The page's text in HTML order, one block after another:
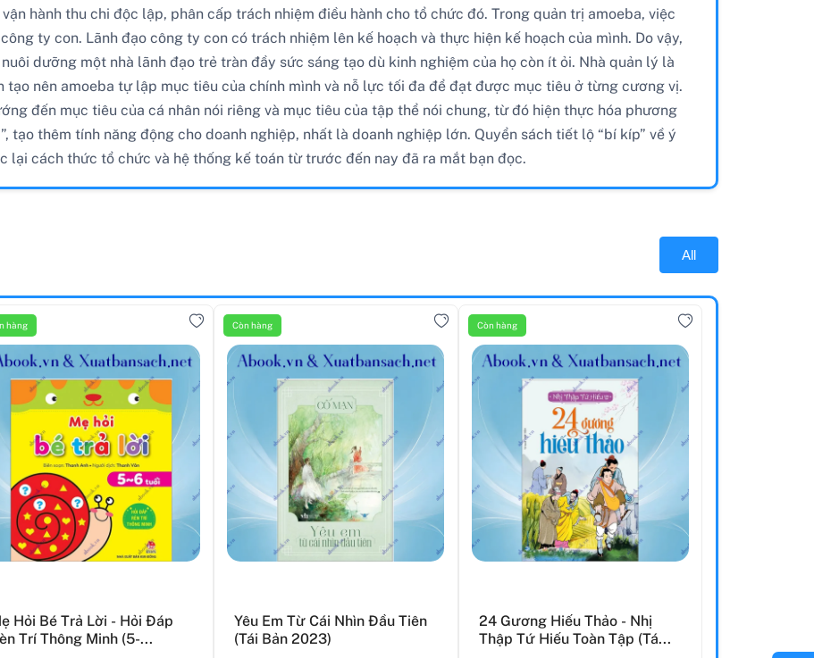
hành thu chi độc lập, phân cấp trách nhiệm điều hành cho tổ chức đó. Trong quản trị amoeba, việc
ty con. Lãnh đạo công ty con có trách nhiệm lên kế hoạch và thực hiện kế hoạch của mình. Do vậy,
dưỡng một nhà lãnh đạo trẻ tràn đầy sức sáng tạo dù kinh nghiệm của họ còn ít ỏi. Nhà quản lý là
nên amoeba tự lập mục tiêu của chính mình và nỗ lực tối đa để đạt được mục tiêu ở từng cương vị.
đến mục tiêu của cá nhân nói riêng và mục tiêu của tập thể nói chung, từ đó hiện thực hóa phương
tạo thêm tính năng động cho doanh nghiệp, nhất là doanh nghiệp lớn. Quyển sách tiết lộ “bí kíp” về ý
lại cách thức tổ chức và hệ thống kế toán từ trước đến nay đã ra mắt bạn đọc.
All
hàng
Hỏi Bé Trả Lời - Hỏi Đáp
Trí Thông Minh (5-...
Còn hàng
Yêu Em Từ Cái Nhìn Đầu Tiên
(Tái Bản 2023)
Còn hàng
24 Gương Hiếu Thảo - Nhị
Thập Tứ Hiếu Toàn Tập (Tá...